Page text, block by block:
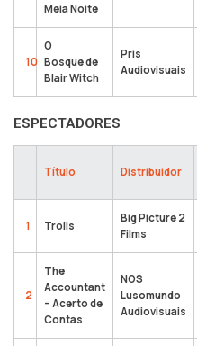
Meia Noite
10
O
Bosque de
Blair Witch
Pris
Audiovisuais
ESPECTADORES
Título Distribuidor
1 Trolls
Big Picture 2
Films
2
The
Accountant
– Acerto de
Contas
NOS
Lusomundo
Audiovisuais